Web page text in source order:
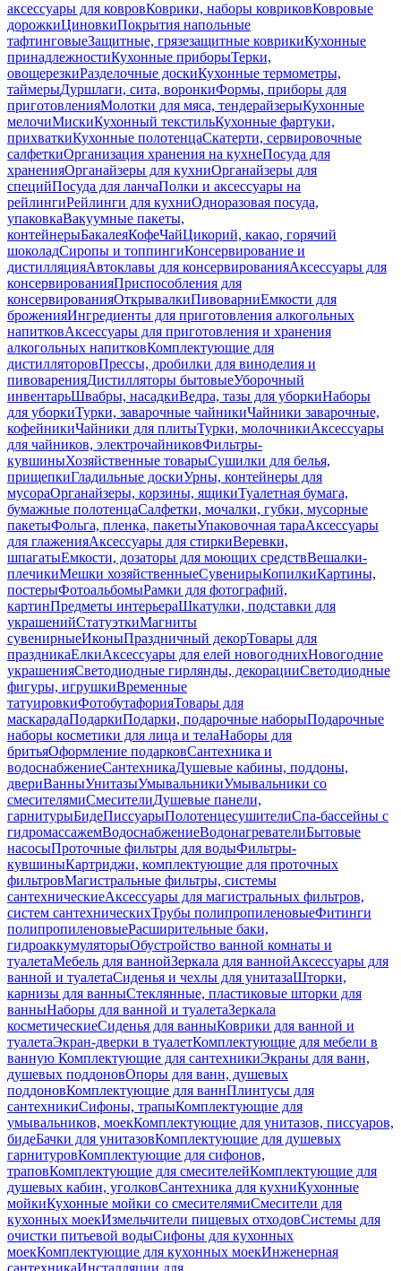
аксессуары для ковровКоврики, наборы ковриковКовровые
дорожкиЦиновкиПокрытия напольные
тафтинговыеЗащитные, грязезащитные коврикиКухонные
принадлежностиКухонные приборыТерки,
овощерезкиРазделочные доскиКухонные термометры,
таймерыДуршлаги, сита, воронкиФормы, приборы для
приготовленияМолотки для мяса, тендерайзерыКухонные
мелочиМискиКухонный текстильКухонные фартуки,
прихваткиКухонные полотенцаСкатерти, сервировочные
салфеткиОрганизация хранения на кухнеПосуда для
храненияОрганайзеры для кухниОрганайзеры для
специйПосуда для ланчаПолки и аксессуары на
рейлингиРейлинги для кухниОдноразовая посуда,
упаковкаВакуумные пакеты,
контейнерыБакалеяКофеЧайЦикорий, какао, горячий
шоколадСиропы и топпингиКонсервирование и
дистилляцияАвтоклавы для консервированияАксессуары для
консервированияПриспособления для
консервированияОткрывалкиПивоварниЕмкости для
броженияИнгредиенты для приготовления алкогольных
напитковАксессуары для приготовления и хранения
алкогольных напитковКомплектующие для
дистилляторовПрессы, дробилки для виноделия и
пивоваренияДистилляторы бытовыеУборочный
инвентарьШвабры, насадкиВедра, тазы для уборкиНаборы
для уборкиТурки, заварочные чайникиЧайники заварочные,
кофейникиЧайники для плитыТурки, молочникиАксессуары
для чайников, электрочайниковФильтры-
кувшиныХозяйственные товарыСушилки для белья,
прищепкиГладильные доскиУрны, контейнеры для
мусораОрганайзеры, корзины, ящикиТуалетная бумага,
бумажные полотенцаСалфетки, мочалки, губки, мусорные
пакетыФольга, пленка, пакетыУпаковочная тараАксессуары
для глаженияАксессуары для стиркиВеревки,
шпагатыЕмкости, дозаторы для моющих средствВешалки-
плечикиМешки хозяйственныеСувенирыКопилкиКартины,
постерыФотоальбомыРамки для фотографий,
картинПредметы интерьераШкатулки, подставки для
украшенийСтатуэткиМагниты
сувенирныеИконыПраздничный декорТовары для
праздникаЕлкиАксессуары для елей новогоднихНовогодние
украшенияСветодиодные гирлянды, декорацииСветодиодные
фигуры, игрушкиВременные
татуировкиФотобутафорияТовары для
маскарадаПодаркиПодарки, подарочные наборыПодарочные
наборы косметики для лица и телаНаборы для
бритьяОформление подарковСантехника и
водоснабжениеСантехникаДушевые кабины, поддоны,
двериВанныУнитазыУмывальникиУмывальники со
смесителямиСмесителиДушевые панели,
гарнитурыБидеПиссуарыПолотенцесушителиСпа-бассейны с
гидромассажемВодоснабжениеВодонагревателиБытовые
насосыПроточные фильтры для водыФильтры-
кувшиныКартриджи, комплектующие для проточных
фильтровМагистральные фильтры, системы
сантехническиеАксессуары для магистральных фильтров,
систем сантехническихТрубы полипропиленовыеФитинги
полипропиленовыеРасширительные баки,
гидроаккумуляторыОбустройство ванной комнаты и
туалетаМебель для ваннойЗеркала для ваннойАксессуары для
ванной и туалетаСиденья и чехлы для унитазаШторки,
карнизы для ванныСтеклянные, пластиковые шторки для
ванныНаборы для ванной и туалетаЗеркала
косметическиеСиденья для ванныКоврики для ванной и
туалетаЭкран-дверки в туалетКомплектующие для мебели в
ванную Комплектующие для сантехникиЭкраны для ванн,
душевых поддоновОпоры для ванн, душевых
поддоновКомплектующие для ваннПлинтусы для
сантехникиСифоны, трапыКомплектующие для
умывальников, моекКомплектующие для унитазов, писсуаров,
бидеБачки для унитазовКомплектующие для душевых
гарнитуровКомплектующие для сифонов,
траповКомплектующие для смесителейКомплектующие для
душевых кабин, уголковСантехника для кухниКухонные
мойкиКухонные мойки со смесителямиСмесители для
кухонных моекИзмельчители пищевых отходовСистемы для
очистки питьевой водыСифоны для кухонных
моекКомплектующие для кухонных моекИнженерная
сантехникаИнсталляции для